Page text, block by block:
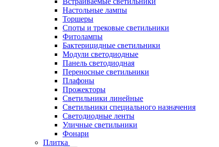
Настольные лампы
Торшеры
Споты и трековые светильники
Фитолампы
Бактерицидные светильники
Модули светодиодные
Панель светодиодная
Переносные светильники
Плафоны
Прожекторы
Светильники линейные
Светильники специального назначения
Светодиодные ленты
Уличные светильники
Фонари
Плитка